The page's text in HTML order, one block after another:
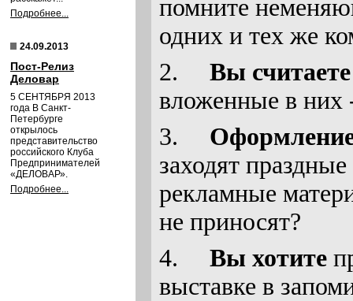
Подробнее...
24.09.2013
Пост-Релиз
Деловар
5 СЕНТЯБРЯ 2013
года В Санкт-
Петербурге
открылось
представительство
российского Клуба
Предпринимателей
«ДЕЛОВАР».
Подробнее...
помните
одних и тех же
2. Вы
вложенные в них
3.
заходят
рекламные
не приносят?
4. Вы хотите
выставке в